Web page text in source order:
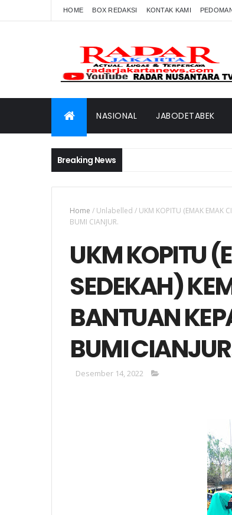
HOME BOX REDAKSI KONTAK KAMI
NASIONAL JABODETABEK
Breaking News
Home / Unlabelled / UKM KOPITU (EMAK EMAK
BUMI CIANJUR.
UKM KOPITU
SEDEKAH)
BANTUAN
BUMI
Desember 14, 2022